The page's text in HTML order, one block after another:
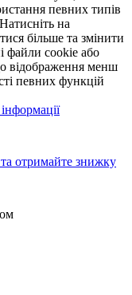
певних типів
на
більше та змінити
файли cookie або
відображення менш
певних функцій
отримайте знижку